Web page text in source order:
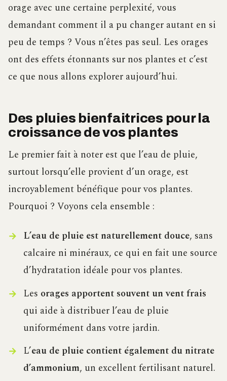
orage avec une certaine perplexité, vous
demandant comment il a pu changer autant en si
peu de temps ? Vous n’êtes pas seul. Les orages
ont des effets étonnants sur nos plantes et c’est
ce que nous allons explorer aujourd’hui.
Des pluies bienfaitrices pour la
croissance de vos plantes
Le premier fait à noter est que l’eau de pluie,
surtout lorsqu’elle provient d’un orage, est
incroyablement bénéfique pour vos plantes.
Pourquoi ? Voyons cela ensemble :
L’eau de pluie est naturellement douce, sans
calcaire ni minéraux, ce qui en fait une source
d’hydratation idéale pour vos plantes.
Les orages apportent souvent un vent frais
qui aide à distribuer l’eau de pluie
uniformément dans votre jardin.
L’eau de pluie contient également du nitrate
d’ammonium, un excellent fertilisant naturel.